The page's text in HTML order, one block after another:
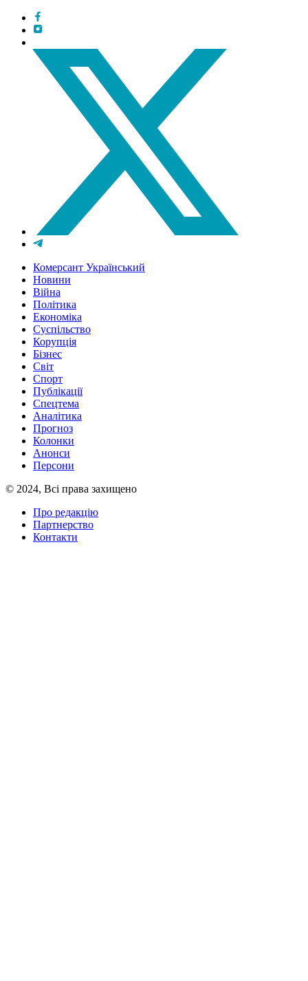
Комерсант Український
Новини
Війна
Політика
Економіка
Суспільство
Корупція
Бізнес
Світ
Спорт
Публікації
Спецтема
Аналітика
Прогноз
Колонки
Анонси
Персони
© 2024, Всі права захищено
Про редакцію
Партнерство
Контакти